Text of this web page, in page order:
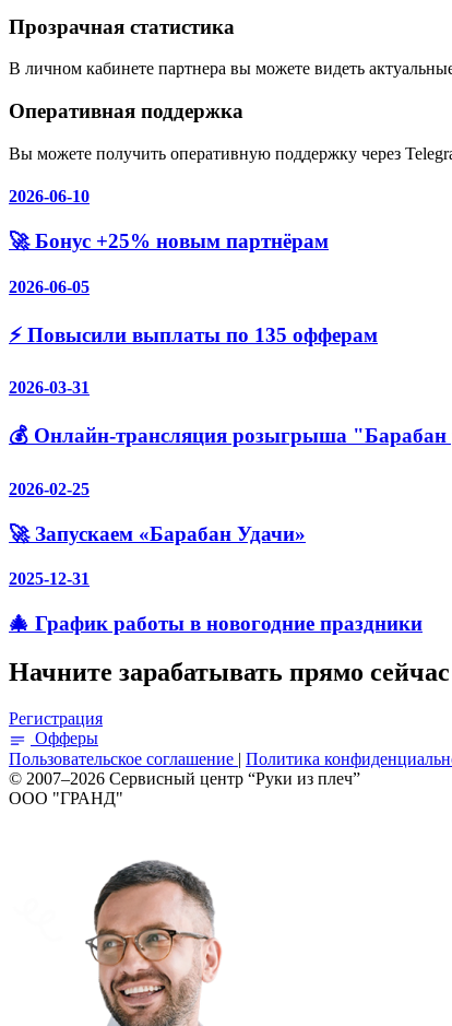
Прозрачная статистика
В личном кабинете партнера вы можете видеть
Оперативная поддержка
Вы можете получить оперативную поддержку через
2026-06-10
🚀 Бонус +25% новым партнёрам
2026-06-05
⚡️ Повысили выплаты по 135 офферам
2026-03-31
💰 Онлайн-трансляция розыгрыша "Барабан
2026-02-25
🚀 Запускаем «Барабан Удачи»
2025-12-31
🎄 График работы в новогодние праздники
Начните зарабатывать прямо сейчас
Регистрация
Офферы
Пользовательское соглашение | Политика
© 2007–2026 Сервисный центр “Руки из плеч”
ООО "ГРАНД"